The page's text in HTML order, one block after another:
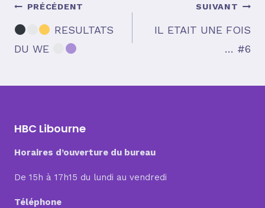
Navigation
de
l’article
PRÉCÉDENT
RESULTATS
DU WE
SUIVANT
IL ETAIT UNE FOIS
… #6
HBC Libourne
Horaires d’ouverture du bureau
De 15h à 17h15 du lundi au vendredi
Téléphone